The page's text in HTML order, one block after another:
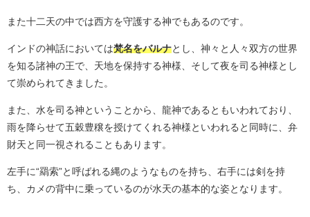
また十二天の中では西方を守護する神でもあるのです。
インドの神話においては梵名をバルナとし、神々と人々双方の世界
を知る諸神の王で、天地を保持する神様、そして夜を司る神様とし
て崇められてきました。
また、水を司る神ということから、龍神であるともいわれており、
雨を降らせて五穀豊穣を授けてくれる神様といわれると同時に、弁
財天と同一視されることもあります。
左手に“羂索”と呼ばれる縄のようなものを持ち、右手には剣を持
ち、カメの背中に乗っているのが水天の基本的な姿となります。